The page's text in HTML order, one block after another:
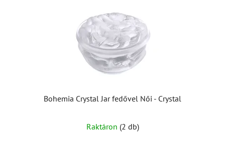
Bohemia Crystal Jar fedővel Női - Crystal
Raktáron (2 db)